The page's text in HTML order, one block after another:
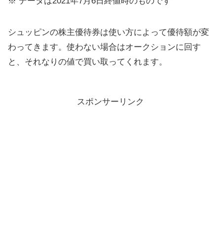
シュッピンの株主優待券は使い方によって優待額が変
わってきます。使わない場合はオークションに回す
と、それなりの値で買い取ってくれます。
スポンサーリンク